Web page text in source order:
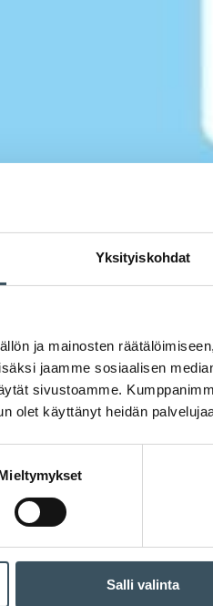
Yksityiskohdat
ja mainosten
jaamme sosiaalisen
sivustoamme.
olet käyttänyt heidän
Salli valinta
myyntijärjestelmä toisi